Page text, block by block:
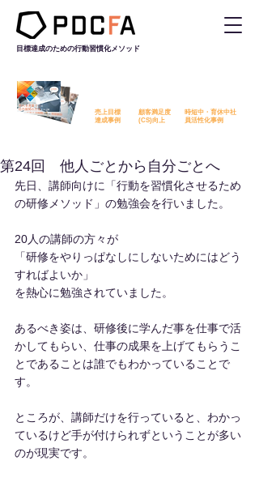
目標達成のための行動習慣化メソッド
売上目標
​達成事例
顧客満足度
​(CS)向上
時短中・育休中社
員活性化事例
第24回 他人ごとから自分ごとへ
先日、講師向けに「行動を習慣化させるため
の研修メソッド」の勉強会を行いました。
20人の講師の方々が
「研修をやりっぱなしにしないためにはどう
すればよいか」
を熱心に勉強されていました。
あるべき姿は、研修後に学んだ事を仕事で活
かしてもらい、仕事の成果を上げてもらうこ
とであることは誰でもわかっていることで
す。
ところが、講師だけを行っていると、わかっ
ているけど手が付けられずということが多い
のが現実です。